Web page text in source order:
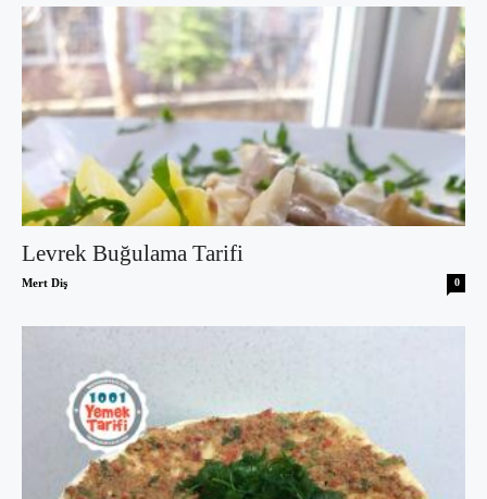
Levrek Buğulama Tarifi
Mert Diş 0